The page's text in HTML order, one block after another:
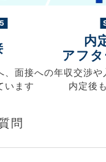
面接への
います
内
アフ
年収交渉や
内定後
問